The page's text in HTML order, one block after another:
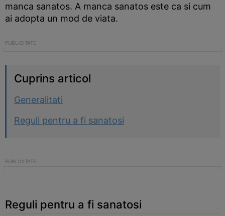
manca sanatos. A manca sanatos este ca si cum
ai adopta un mod de viata.
Cuprins articol
Generalitati
Reguli pentru a fi sanatosi
Reguli pentru a fi sanatosi